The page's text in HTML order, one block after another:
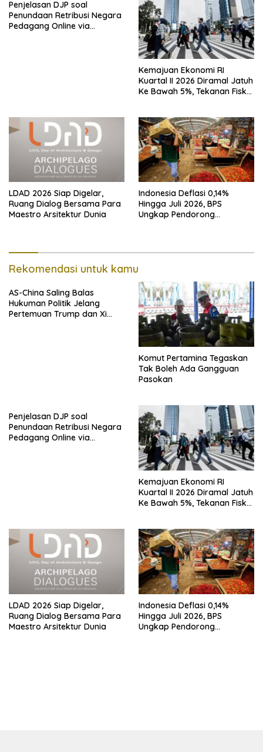
Penjelasan DJP soal
Penundaan Retribusi Negara
Pedagang Online via
Kemajuan Ekonomi RI
Kuartal II 2026 Diramal Jatuh
Ke Bawah 5%, Tekanan Fiskal
LDAD 2026 Siap Digelar,
Ruang Dialog Bersama Para
Maestro Arsitektur Dunia
Indonesia Deflasi 0,14%
Hingga Juli 2026, BPS
Ungkap Pendorong
Rekomendasi untuk kamu
AS-China Saling Balas
Hukuman Politik Jelang
Pertemuan Trump dan Xi
Komut Pertamina Tegaskan
Tak Boleh Ada Gangguan
Pasokan
Penjelasan DJP soal
Penundaan Retribusi Negara
Pedagang Online via
Kemajuan Ekonomi RI
Kuartal II 2026 Diramal Jatuh
Ke Bawah 5%, Tekanan Fiskal
LDAD 2026 Siap Digelar,
Ruang Dialog Bersama Para
Maestro Arsitektur Dunia
Indonesia Deflasi 0,14%
Hingga Juli 2026, BPS
Ungkap Pendorong